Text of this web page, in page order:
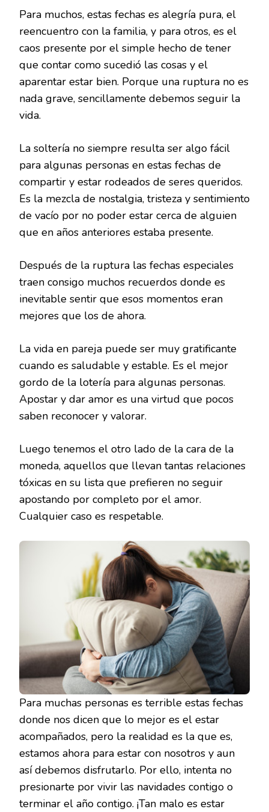
Para muchos, estas fechas es alegría pura, el
reencuentro con la familia, y para otros, es el
caos presente por el simple hecho de tener
que contar como sucedió las cosas y el
aparentar estar bien. Porque una ruptura no es
nada grave, sencillamente debemos seguir la
vida.
La soltería no siempre resulta ser algo fácil
para algunas personas en estas fechas de
compartir y estar rodeados de seres queridos.
Es la mezcla de nostalgia, tristeza y sentimiento
de vacío por no poder estar cerca de alguien
que en años anteriores estaba presente.
Después de la ruptura las fechas especiales
traen consigo muchos recuerdos donde es
inevitable sentir que esos momentos eran
mejores que los de ahora.
La vida en pareja puede ser muy gratificante
cuando es saludable y estable. Es el mejor
gordo de la lotería para algunas personas.
Apostar y dar amor es una virtud que pocos
saben reconocer y valorar.
Luego tenemos el otro lado de la cara de la
moneda, aquellos que llevan tantas relaciones
tóxicas en su lista que prefieren no seguir
apostando por completo por el amor.
Cualquier caso es respetable.
Para muchas personas es terrible estas fechas
donde nos dicen que lo mejor es el estar
acompañados, pero la realidad es la que es,
estamos ahora para estar con nosotros y aun
así debemos disfrutarlo. Por ello, intenta no
presionarte por vivir las navidades contigo o
terminar el año contigo. ¡Tan malo es estar